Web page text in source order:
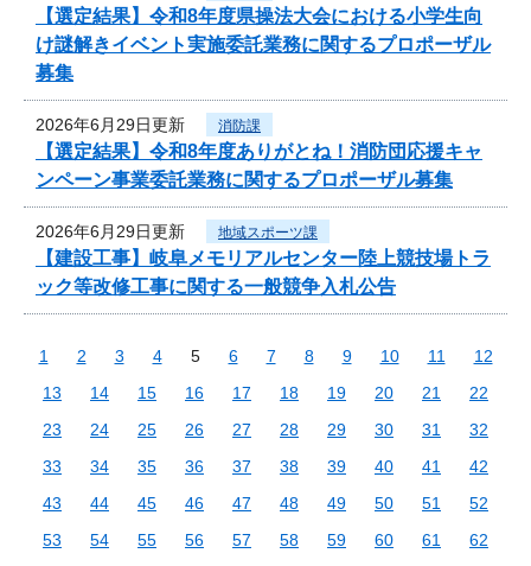
【選定結果】令和8年度県操法大会における小学生向
け謎解きイベント実施委託業務に関するプロポーザル
募集
2026年6月29日更新 消防課
【選定結果】令和8年度ありがとね！消防団応援キャ
ンペーン事業委託業務に関するプロポーザル募集
2026年6月29日更新 地域スポーツ課
【建設工事】岐阜メモリアルセンター陸上競技場トラ
ック等改修工事に関する一般競争入札公告
1 2 3 4 5 6 7 8 9 10 11
12
13
14 15 16 17 18 19 20 21
22
23
24 25 26 27 28 29 30 31
32
33
34 35 36 37 38 39 40 41
42
43
44 45 46 47 48 49 50 51
52
53
54 55 56 57 58 59 60 61
62